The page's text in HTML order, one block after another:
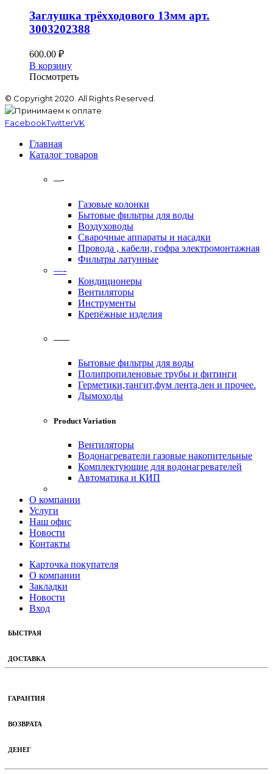
Заглушка трёхходового 13мм арт.
3003202388
600.00 ₽
В корзину
Посмотреть
© Copyright 2020. All Rights Reserved.
FacebookTwitterVK
Главная
Каталог товаров
—-
Газовые колонки
Бытовые фильтры для воды
Воздуховоды
Сварочные аппараты и насадки
Провода , кабели, гофра электромонтажная
Фильтры латунные
—-
Кондиционеры
Вентиляторы
Инструменты
Крепёжные изделия
——
Бытовые фильтры для воды
Полипропиленовые трубы и фитинги
Герметики,тангит,фум лента,лен и прочее.
Дымоходы
Product Variation
Вентиляторы
Водонагреватели газовые накопительные
Комплектующие для водонагревателей
Автоматика и КИП
О компании
Услуги
Наш офис
Новости
Контакты
Карточка покупателя
О компании
Закладки
Новости
Вход
БЫСТРАЯ
ДОСТАВКА
ГАРАНТИЯ
ВОЗВРАТА
ДЕНЕГ